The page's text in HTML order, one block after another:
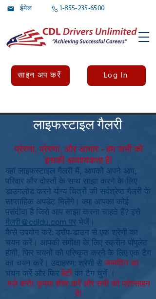
ईमेल 1-855-235-6500
साइन अप करें Log In
लाइफस्टाइल गैलरी
प्रेरणा, प्रेरणा, और आभार - हम सभी को
इसकी आवश्यकता है!
यहां लाइफस्टाइल गैलरी में, आपको अपने आप,
परिवार और दोस्तों के साथ साझा करने के लिए
डाउनलोड करने योग्य चित्रों की सर्वश्रेष्ठ गैलरी के
साप्ताहिक अपडेट मिलेंगे। क्या आपका कोई
पसंदीदा है जिसे आप साझा करना चाहते हैं? इसे
गैलरी@cdldu.com पर भेजें।
कैसे उपयोग करें: ड्रॉप-डाउन से एक श्रेणी का
चयन करें। आपकी समीक्षा के लिए स्क्रीन पॉपुलेट
होगी, फिर चयनों को परिष्कृत करने के लिए एक टैग
का चयन करें। उदाहरण: श्रेणी से जन्मदिन का
चयन करें और फिर बेटी का टैग चुनें ।
मज़े करो! कृपया शेयर करें और सभी को प्रोत्साहन
दें!